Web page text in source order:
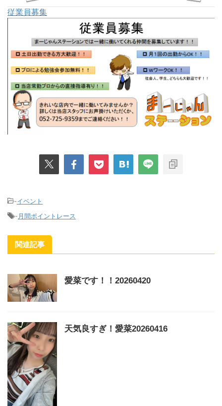
従業員募集
-イベント
- 月間ポイントレース
関連記事
愛菜です！！20260420
天気良すぎ！愛菜20260416